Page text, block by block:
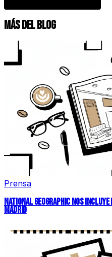
MÁS DEL BLOG
Prensa
NATIONAL GEOGRAPHIC NOS
MADRID